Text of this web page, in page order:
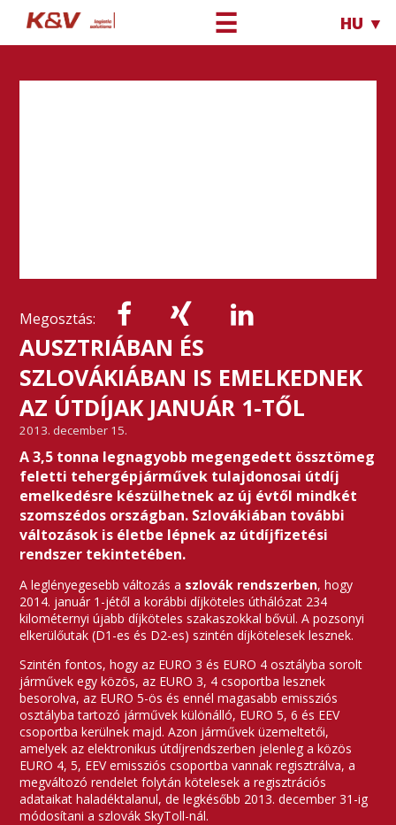
☰ HU ▼
Megosztás:
AUSZTRIÁBAN ÉS
SZLOVÁKIÁBAN IS EMELKEDNEK
AZ ÚTDÍJAK JANUÁR 1-TŐL
2013. december 15.
A 3,5 tonna legnagyobb megengedett össztömeg
feletti tehergépjárművek tulajdonosai útdíj
emelkedésre készülhetnek az új évtől mindkét
szomszédos országban. Szlovákiában további
változások is életbe lépnek az útdíjfizetési
rendszer tekintetében.
A leglényegesebb változás a szlovák rendszerben, hogy
2014. január 1-jétől a korábbi díjköteles úthálózat 234
kilométernyi újabb díjköteles szakaszokkal bővül. A pozsonyi
elkerülőutak (D1-es és D2-es) szintén díjkötelesek lesznek.
Szintén fontos, hogy az EURO 3 és EURO 4 osztályba sorolt
járművek egy közös, az EURO 3, 4 csoportba lesznek
besorolva, az EURO 5-ös és ennél magasabb emissziós
osztályba tartozó járművek különálló, EURO 5, 6 és EEV
csoportba kerülnek majd. Azon járművek üzemeltetői,
amelyek az elektronikus útdíjrendszerben jelenleg a közös
EURO 4, 5, EEV emissziós csoportba vannak regisztrálva, a
megváltozó rendelet folytán kötelesek a regisztrációs
adataikat haladéktalanul, de legkésőbb 2013. december 31-ig
módosítani a szlovák SkyToll-nál.